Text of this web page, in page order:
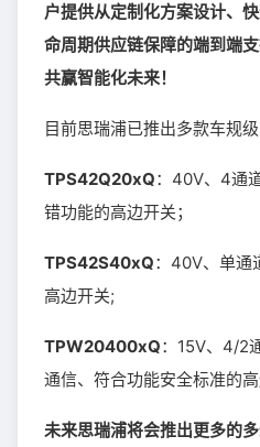
户提供从定制化方案设计、
命周期供应链保障的端到端
共赢智能化未来！
目前思瑞浦已推出多款车规级
TPS42Q20xQ：40V、4通
错功能的高边开关；
TPS42S40xQ：40V、单通
高边开关;
TPW20400xQ：15V、4/2
通信、符合功能安全标准的高
未来思瑞浦将会推出更多的